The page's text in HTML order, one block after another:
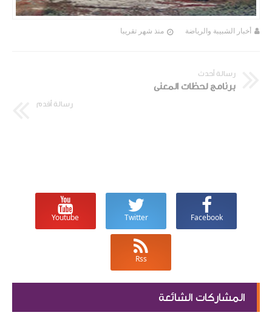
أخبار الشبيبة والرياضة منذ شهر تقريبا
رسالة أحدث
برنامج لحظات المعنى
رسالة أقدم
Facebook
Twitter
Youtube
Rss
المشاركات الشائعة